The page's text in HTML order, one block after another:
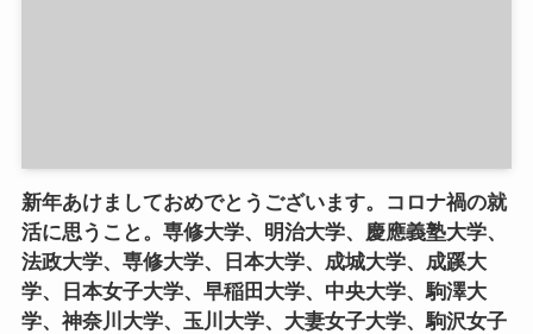
新年あけましておめでとうございます。コロナ禍の就
活に思うこと。専修大学、明治大学、慶應義塾大学、
法政大学、専修大学、日本大学、成城大学、成蹊大
学、日本女子大学、早稲田大学、中央大学、駒澤大
学、神奈川大学、玉川大学、大妻女子大学、駒沢女子